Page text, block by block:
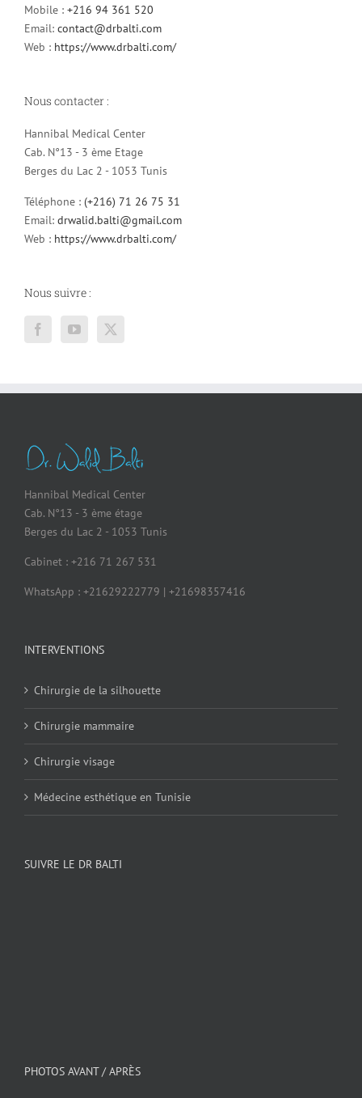
Mobile : +216 94 361 520
Email: contact@drbalti.com
Web : https://www.drbalti.com/
Nous contacter :
Hannibal Medical Center
Cab. N°13 - 3 ème Etage
Berges du Lac 2 - 1053 Tunis
Téléphone : (+216) 71 26 75 31
Email: drwalid.balti@gmail.com
Web : https://www.drbalti.com/
Nous suivre :
Hannibal Medical Center
Cab. N°13 - 3 ème étage
Berges du Lac 2 - 1053 Tunis
Cabinet : +216 71 267 531
WhatsApp : +21629222779 | +21698357416
INTERVENTIONS
Chirurgie de la silhouette
Chirurgie mammaire
Chirurgie visage
Médecine esthétique en Tunisie
SUIVRE LE DR BALTI
PHOTOS AVANT / APRÈS